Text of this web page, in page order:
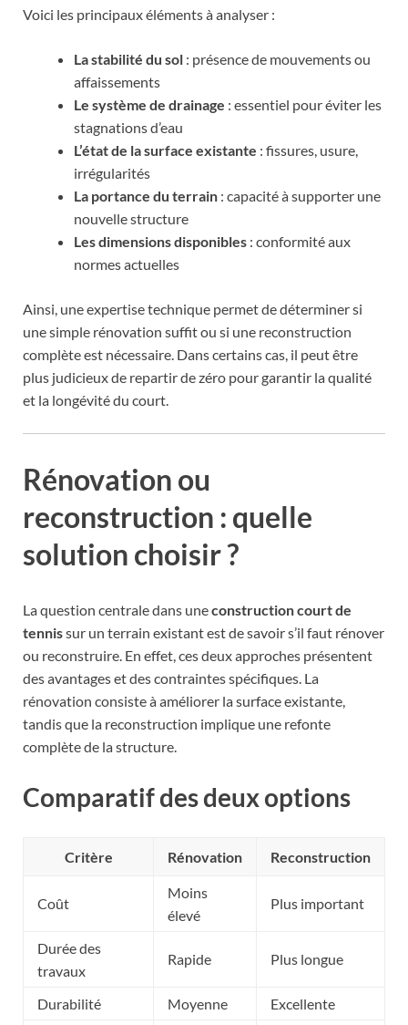
Voici les principaux éléments à analyser :
La stabilité du sol : présence de mouvements ou
affaissements
Le système de drainage : essentiel pour éviter les
stagnations d’eau
L’état de la surface existante : fissures, usure,
irrégularités
La portance du terrain : capacité à supporter une
nouvelle structure
Les dimensions disponibles : conformité aux
normes actuelles
Ainsi, une expertise technique permet de déterminer si
une simple rénovation suffit ou si une reconstruction
complète est nécessaire. Dans certains cas, il peut être
plus judicieux de repartir de zéro pour garantir la qualité
et la longévité du court.
Rénovation ou
reconstruction : quelle
solution choisir ?
La question centrale dans uneconstruction court de
tennissur un terrain existant est de savoir s’il faut rénover
ou reconstruire. En effet, ces deux approches présentent
des avantages et des contraintes spécifiques. La
rénovation consiste à améliorer la surface existante,
tandis que la reconstruction implique une refonte
complète de la structure.
Comparatif des deux options
Critère Rénovation Reconstruction
Coût
Moins
élevé
Plus important
Durée des
travaux
Rapide Plus longue
Durabilité Moyenne Excellente